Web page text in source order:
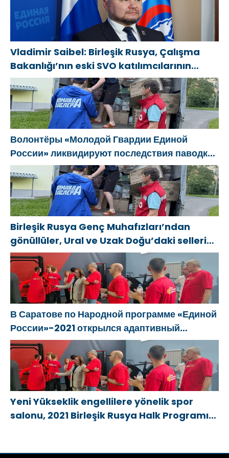
соцконтракта
Vladimir Saibel: Birleşik Rusya, Çalışma
Bakanlığı’nın eski SVO katılımcılarının
sosyal sözleşme edinme sürecini
basitleştirme kararını destekliyor
Волонтёры «Молодой Гвардии Единой
России» ликвидируют последствия паводков
на Урале и Дальнем Востоке
Birleşik Rusya Genç Muhafızları’ndan
gönüllüler, Ural ve Uzak Doğu’daki sellerin
sonuçlarını ortadan kaldırmaya yardımcı
oluyor
В Саратове по Народной программе «Единой
России»-2021 открылся адаптивный
спортзал «Новая высота»
Yeni Yükseklik engellilere yönelik spor
salonu, 2021 Birleşik Rusya Halk Programı